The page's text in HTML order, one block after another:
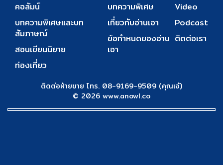
คอลัมน์
บทความพิเศษและบท
สัมภาษณ์
สอนเขียนนิยาย
ท่องเที่ยว
บทความพิเศษ
เกี่ยวกับอ่านเอา
ข้อกำหนดของอ่าน
เอา
Video
Podcast
ติดต่อเรา
ติดต่อฝ่ายขาย โทร. 08-9169-9509 (คุณเอ๋)
© 2026 www.anowl.co